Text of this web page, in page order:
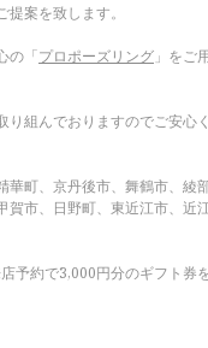
案を致します。
の「プロポーズリング 」をご
組んでおりますのでご安心く
華町、京丹後市、舞鶴市、綾
賀市、日野町、東近江市、近
予約で3,000円分のギフト券